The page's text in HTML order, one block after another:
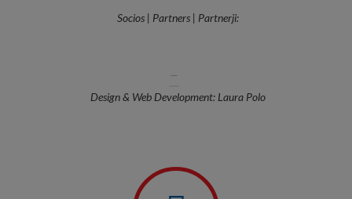
Socios | Partners | Partnerji:
—
Design & Web Development: Laura Polo